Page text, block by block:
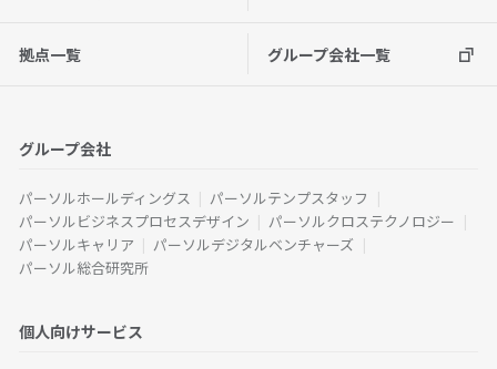
拠点一覧 グループ会社一覧
グループ会社
パーソルホールディングス
パーソルテンプスタッフ
パーソルビジネスプロセスデザイン
パーソルクロステクノロジー
パーソルキャリア
パーソルデジタルベンチャーズ
パーソル総合研究所
個人向けサービス